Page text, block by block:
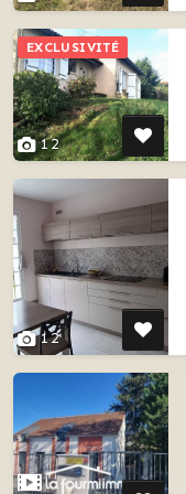
12
EXCLUSIVITÉ
12